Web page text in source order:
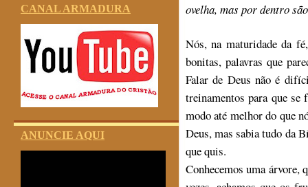
CANAL ARMADURA
ANUNCIE AQUI
ovelha, mas por dentro
Nós, na maturidade da
bonitas, palavras que
Falar de Deus não é
treinamentos para que se
modo até melhor do que
Deus, mas sabia tudo da
que quis.
Conhecemos uma árvore,